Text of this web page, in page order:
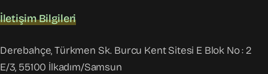
İletişim Bilgileri
Derebahçe, Türkmen Sk. Burcu Kent Sitesi E Blok No : 2
E/3, 55100 İlkadım/Samsun